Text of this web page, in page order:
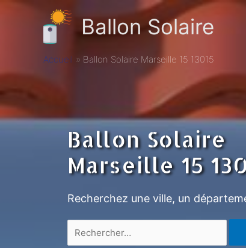
Ballon Solaire
Accueil Ballon Solaire Marseille 15 13015
Ballon Solaire
Marseille 15
Recherchez une ville, un